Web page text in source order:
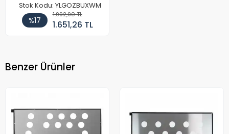
Stok Kodu: YLGOZBUXWM
%17
1.992,90 TL
1.651,26 TL
Benzer Ürünler